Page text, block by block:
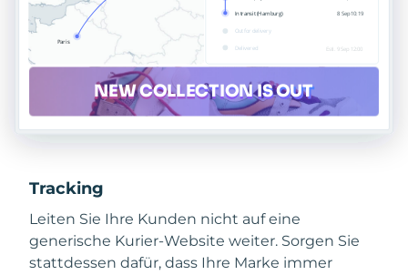
Tracking
Leiten Sie Ihre Kunden nicht auf eine
generische Kurier-Website weiter. Sorgen Sie
stattdessen dafür, dass Ihre Marke immer